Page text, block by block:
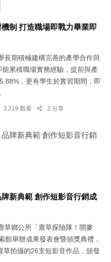
制 打造職場即戰力畢業即
長期積極建構完善的產學合作與
累積職場實務經驗，提前與產
，更有學生於實習期間，即
3,219 觀看 2 分享
新典範 創作短影音行銷成
草鄉公所「鹿草探險隊！開麥
館舉辦成果發表會暨頒獎典禮，
拍攝的26支短影音作品，頒發